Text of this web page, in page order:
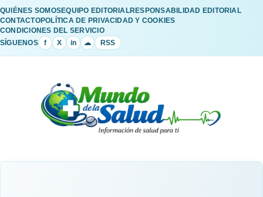
QUIÉNES SOMOSEQUIPO EDITORIALRESPONSABILIDAD EDITORIAL
CONTACTOPOLÍTICA DE PRIVACIDAD Y COOKIES
CONDICIONES DEL SERVICIO
SÍGUENOS
f X in ☁ RSS